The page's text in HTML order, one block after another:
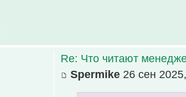
Re: Что читают
Spermike 26 сен